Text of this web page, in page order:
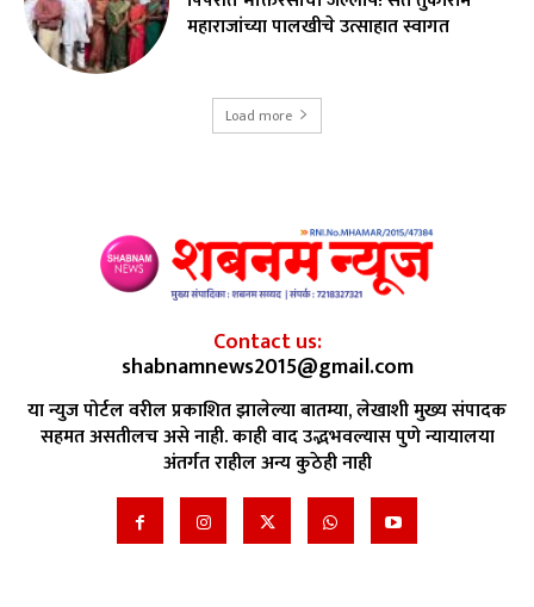
महाराजांच्या पालखीचे उत्साहात स्वागत
Load more
Contact us:
shabnamnews2015@gmail.com
या न्युज पोर्टल वरील प्रकाशित झालेल्या बातम्या, लेखाशी मुख्य संपादक
सहमत असतीलच असे नाही. काही वाद उद्भभवल्यास पुणे न्यायालया
अंतर्गत राहील अन्य कुठेही नाही